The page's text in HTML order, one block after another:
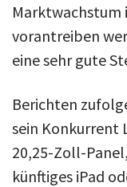
Marktwachstum
vorantreiben
eine sehr gute
Berichten
sein Konkurrent
20,25-Zoll-
künftiges iPad